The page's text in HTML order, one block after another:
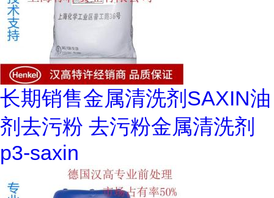
长期销售金属清洗剂SAXIN油
剂去污粉 去污粉金属清洗剂
p3-saxin